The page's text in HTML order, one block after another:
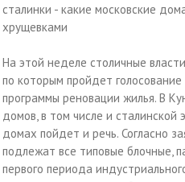
сталинки - какие московские
хрущевками
На этой неделе столичные
по которым пройдет
программы реновации жилья. В
домов, в том числе и сталинской
домах пойдет и речь. Согласно
подлежат все типовые блочные,
первого периода